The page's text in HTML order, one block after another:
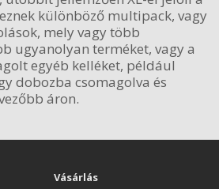
különböző multipack, vagy
mely vagy több
ugyanolyan terméket, vagy a
egyéb kelléket, például
dobozba csomagolva és
áron.
Vásárlás